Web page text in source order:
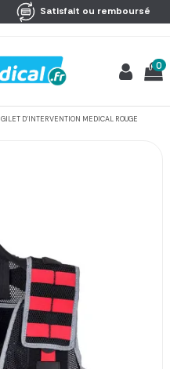
Satisfait ou remboursé
0
GILET D'INTERVENTION MEDICAL ROUGE